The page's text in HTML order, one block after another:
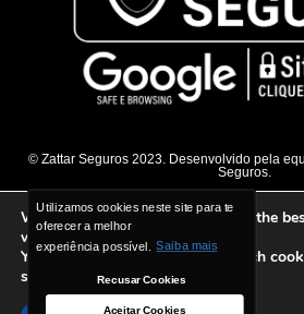
Utilizamos cookies neste site para te
oferecer a melhor
experiência possível.
Saiba mais
Recusar Cookies
Aceitar Cookies
Utilizamos cookies neste site para te
oferecer a melhor
experiência possível.
Saiba mais
Recusar Cookies
Aceitar Cookies
© Zattar Seguros 2023. Desenvolvido pela
Seguros.
We are using cookies to give you the
website.
You can find out more about which
switch them off insettings